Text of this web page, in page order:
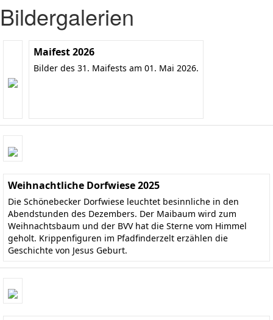
Bildergalerien
Maifest 2026
Bilder des 31. Maifests am 01. Mai 2026.
Weihnachtliche Dorfwiese 2025
Die Schönebecker Dorfwiese leuchtet besinnliche in den
Abendstunden des Dezembers. Der Maibaum wird zum
Weihnachtsbaum und der BVV hat die Sterne vom Himmel
geholt. Krippenfiguren im Pfadfinderzelt erzählen die
Geschichte von Jesus Geburt.